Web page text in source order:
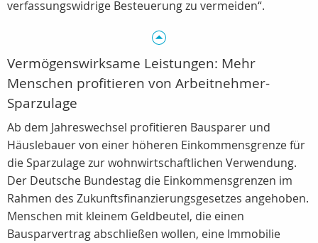
verfassungswidrige Besteuerung zu vermeiden“.
Vermögenswirksame Leistungen: Mehr
Menschen profitieren von Arbeitnehmer-
Sparzulage
Ab dem Jahreswechsel profitieren Bausparer und
Häuslebauer von einer höheren Einkommensgrenze für
die Sparzulage zur wohnwirtschaftlichen Verwendung.
Der Deutsche Bundestag die Einkommensgrenzen im
Rahmen des Zukunftsfinanzierungsgesetzes angehoben.
Menschen mit kleinem Geldbeutel, die einen
Bausparvertrag abschließen wollen, eine Immobilie